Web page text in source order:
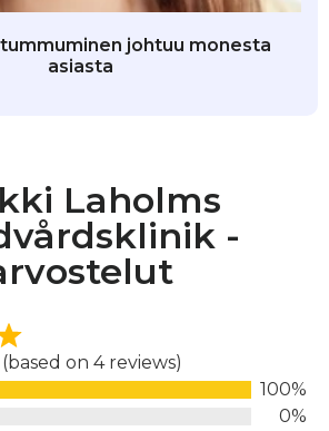
johtuu monesta
asiasta
Laholms
-
on 4 reviews)
100%
0%